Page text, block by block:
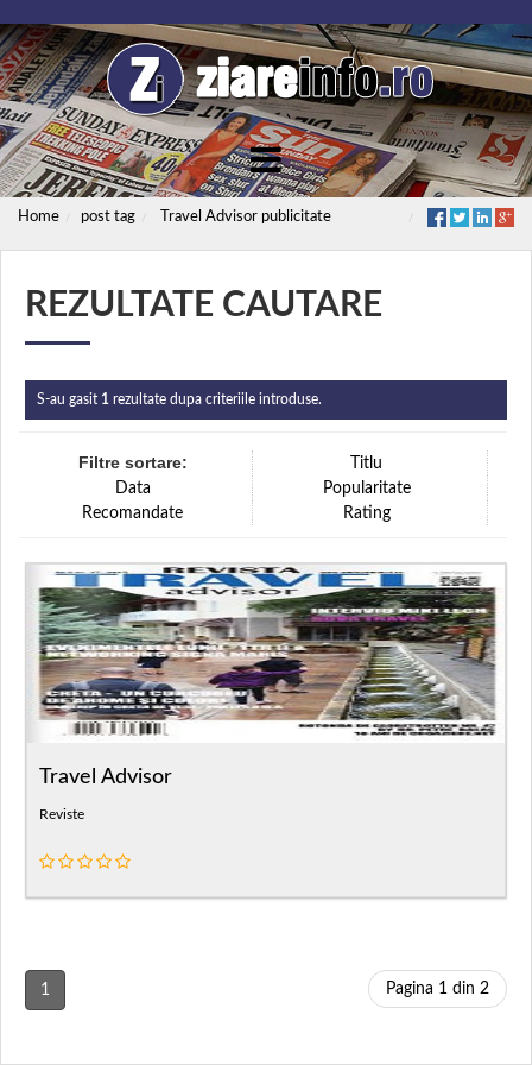
Home post tag Travel Advisor publicitate
REZULTATE CAUTARE
S-au gasit 1 rezultate dupa criteriile introduse.
Filtre sortare:
Titlu
Data
Popularitate
Recomandate
Rating
Travel Advisor
Reviste
1 Pagina 1 din 2